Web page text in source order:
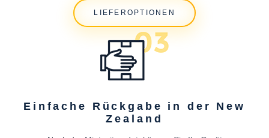
LIEFEROPTIONEN
Einfache Rückgabe in der New
Zealand